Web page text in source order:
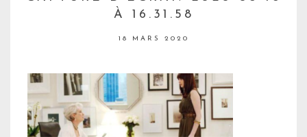
À 16.31.58
18 MARS 2020